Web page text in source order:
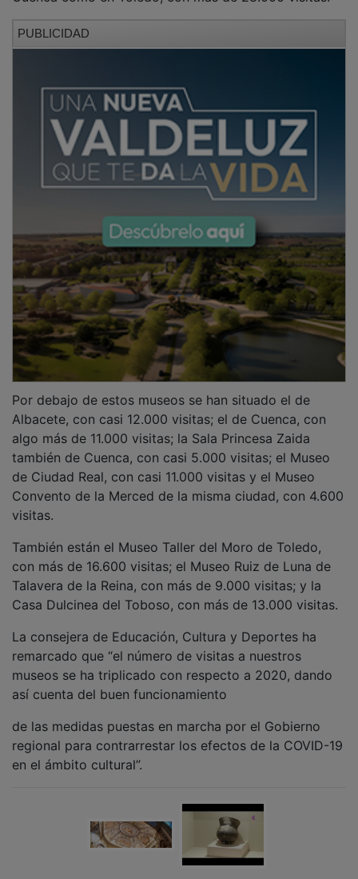
Albacete, con casi 12.000 visitas; el de Cuenca, con
algo más de 11.000 visitas; la Sala Princesa Zaida
también de Cuenca, con casi 5.000 visitas; el Museo
de Ciudad Real, con casi 11.000 visitas y el Museo
Convento de la Merced de la misma ciudad, con 4.600
visitas.
con más de 16.600 visitas; el Museo Ruiz de Luna de
Talavera de la Reina, con más de 9.000 visitas; y la
Casa Dulcinea del Toboso, con más de 13.000 visitas.
remarcado que “el número de visitas a nuestros
museos se ha triplicado con respecto a 2020, dando
así cuenta del buen funcionamiento
regional para contrarrestar los efectos de la COVID-19
en el ámbito cultural”.